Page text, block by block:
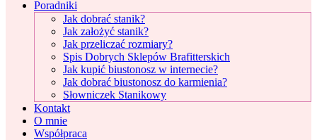
Poradniki
Jak dobrać stanik?
Jak założyć stanik?
Jak przeliczać rozmiary?
Spis Dobrych Sklepów Brafitterskich
Jak kupić biustonosz w internecie?
Jak dobrać biustonosz do karmienia?
Słowniczek Stanikowy
Kontakt
O mnie
Współpraca